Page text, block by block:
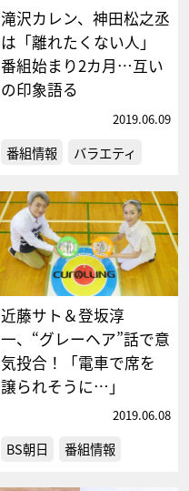
滝沢カレン、神田松之丞
は「離れたくない人」
番組始まり2カ月…互い
の印象語る
2019.06.09
番組情報 バラエティ
近藤サト＆登坂淳
一、“グレーヘア”話で意
気投合！「電車で席を
譲られそうに…」
2019.06.08
BS朝日 番組情報